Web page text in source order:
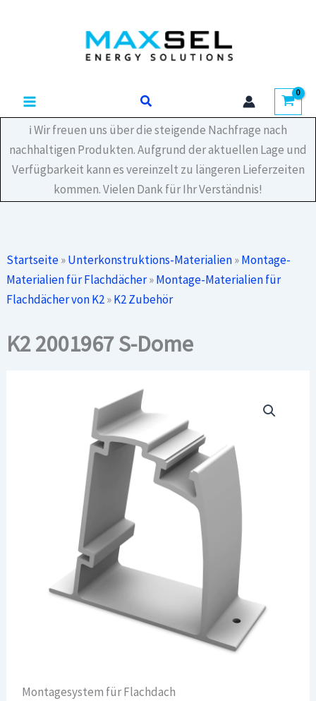
Suchen
ℹ️ Wir freuen uns über die steigende Nachfrage nach
nachhaltigen Produkten. Aufgrund der aktuellen Lage und
Verfügbarkeit kann es vereinzelt zu längeren Lieferzeiten
kommen. Vielen Dank für Ihr Verständnis!
Startseite»Unterkonstruktions-Materialien»Montage-
Materialien für Flachdächer»Montage-Materialien für
Flachdächer von K2»K2 Zubehör
K2 2001967 S-Dome
Montagesystem für Flachdach